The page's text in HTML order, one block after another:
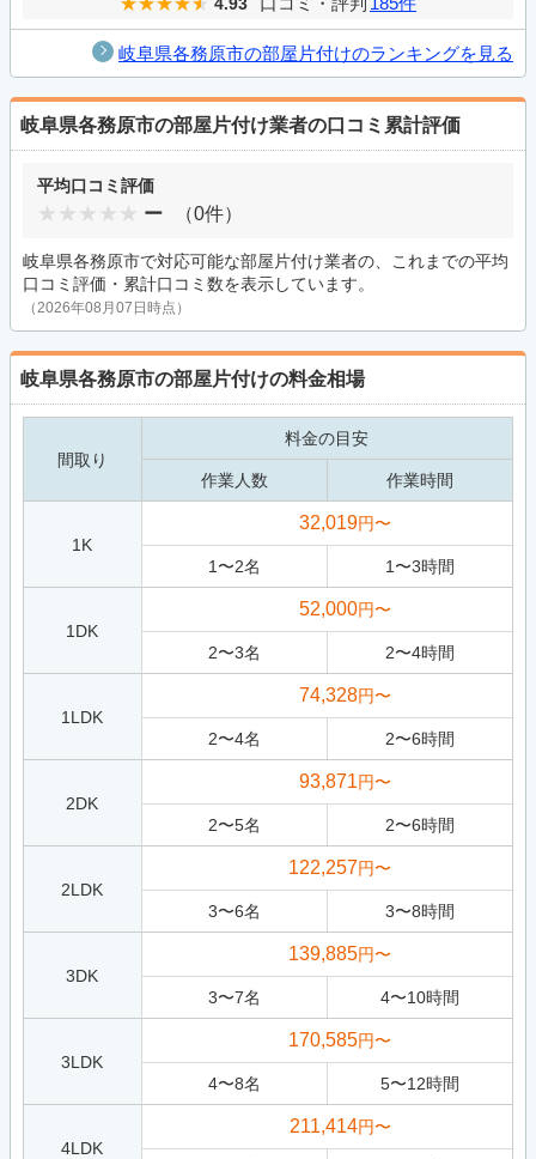
岐阜県各務原市の部屋片付けのランキングを見る
岐阜県各務原市の部屋片付け業者の口コミ累計評価
平均口コミ評価
ー （0件）
岐阜県各務原市で対応可能な部屋片付け業者の、これまでの平均
口コミ評価・累計口コミ数を表示しています。
（2026年08月07日時点）
岐阜県各務原市の部屋片付けの料金相場
間取り
料金の目安
作業人数 作業時間
1K
32,019円〜
1〜2名 1〜3時間
1DK
52,000円〜
2〜3名 2〜4時間
1LDK
74,328円〜
2〜4名 2〜6時間
2DK
93,871円〜
2〜5名 2〜6時間
2LDK
122,257円〜
3〜6名 3〜8時間
3DK
139,885円〜
3〜7名 4〜10時間
3LDK
170,585円〜
4〜8名 5〜12時間
4LDK
211,414円〜